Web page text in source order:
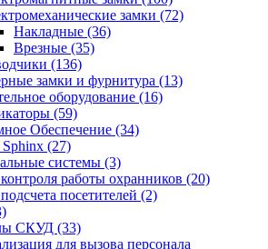
замки (72)
Накладные (36)
Врезные (35)
(136)
замки и фурнитура (13)
оборудование (16)
(59)
Обеспечение (34)
(27)
системы (3)
работы охранников (20)
посетителей (2)
СКУД (33)
для вызова персонала